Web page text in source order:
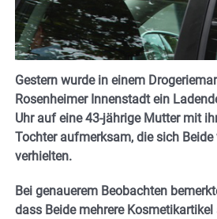
Gestern wurde in einem
Rosenheimer Innenstadt ein
Uhr auf eine 43-jährige Mutter mit
Tochter aufmerksam, die sich
verhielten.
Bei genauerem Beobachten
dass Beide mehrere Kosmetikartikel